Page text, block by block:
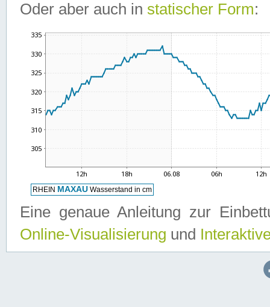
Oder aber auch in statischer Form:
Eine genaue Anleitung zur
Online-Visualisierung und